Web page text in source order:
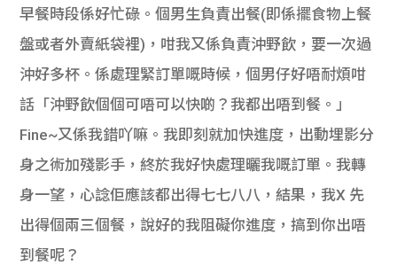
早餐時段係好忙碌。個男生負責出餐(即係擺食物上餐
盤或者外賣紙袋裡)，咁我又係負責沖野飲，要一次過
沖好多杯。係處理緊訂單嘅時候，個男仔好唔耐煩咁
話「沖野飲個個可唔可以快啲？我都出唔到餐。」
Fine~又係我錯吖嘛。我即刻就加快進度，出動埋影分
身之術加殘影手，終於我好快處理曬我嘅訂單。我轉
身一望，心諗佢應該都出得七七八八，結果，我X 先
出得個兩三個餐，說好的我阻礙你進度，搞到你出唔
到餐呢？